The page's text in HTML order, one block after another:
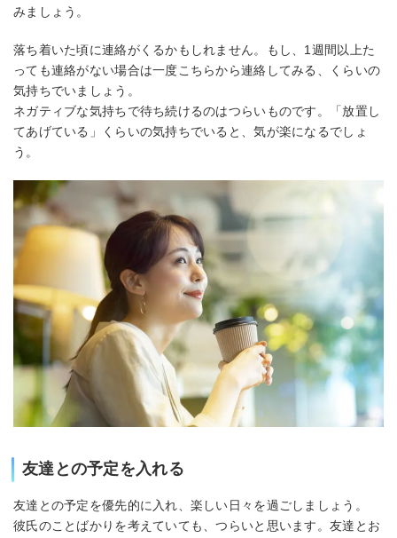
みましょう。
落ち着いた頃に連絡がくるかもしれません。もし、1週間以上た
っても連絡がない場合は一度こちらから連絡してみる、くらいの
気持ちでいましょう。
ネガティブな気持ちで待ち続けるのはつらいものです。「放置し
てあげている」くらいの気持ちでいると、気が楽になるでしょ
う。
友達との予定を入れる
友達との予定を優先的に入れ、楽しい日々を過ごしましょう。
彼氏のことばかりを考えていても、つらいと思います。友達とお